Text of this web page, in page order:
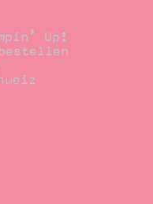
Up!